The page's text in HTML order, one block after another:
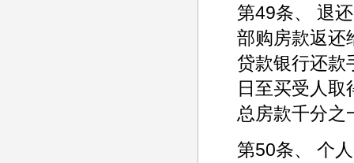
第49条、 退
部购房款返还
贷款银行还款
日至买受人取
总房款千分之
第50条、 个